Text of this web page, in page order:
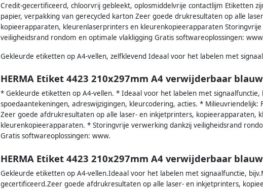
Credit-gecertificeerd, chloorvrij gebleekt, oplosmiddelvrije contactlijm Etiketten
papier, verpakking van gerecycled karton Zeer goede drukresultaten op alle
kopieerapparaten, kleurenlaserprinters en kleurenkopieerapparaten
veiligheidsrand rondom en optimale vlakligging Gratis softwareoplossingen:
Gekleurde etiketten op A4-vellen, zelfklevend Ideaal voor het labelen met
HERMA Etiket 4423 210x297mm A4 verwijderbaar
* Gekleurde etiketten op A4-vellen. * Ideaal voor het labelen met signaalfunctie,
spoedaantekeningen, adreswijzigingen, kleurcodering, acties. * Milieuvriendelijk:
Zeer goede afdrukresultaten op alle laser- en inkjetprinters, kopieerapparaten,
kleurenkopieerapparaten. * Storingvrije verwerking dankzij veiligheidsrand
Gratis softwareoplossingen: www.
HERMA Etiket 4423 210x297mm A4 verwijderbaar blauw
Gekleurde etiketten op A4-vellen.Ideaal voor het labelen met signaalfunctie,
gecertificeerd.Zeer goede afdrukresultaten op alle laser- en inkjetprinters,